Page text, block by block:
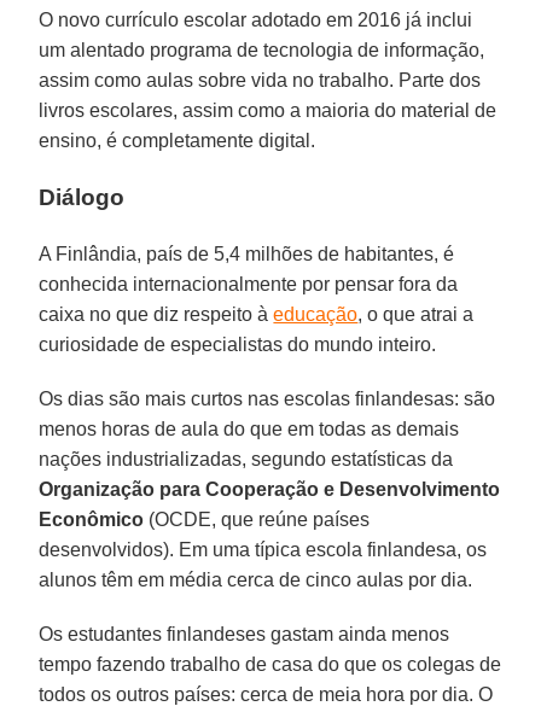
O novo currículo escolar adotado em 2016 já inclui
um alentado programa de tecnologia de informação,
assim como aulas sobre vida no trabalho. Parte dos
livros escolares, assim como a maioria do material de
ensino, é completamente digital.
Diálogo
A Finlândia, país de 5,4 milhões de habitantes, é
conhecida internacionalmente por pensar fora da
caixa no que diz respeito àeducação, o que atrai a
curiosidade de especialistas do mundo inteiro.
Os dias são mais curtos nas escolas finlandesas: são
menos horas de aula do que em todas as demais
nações industrializadas, segundo estatísticas da
Organização para Cooperação e Desenvolvimento
Econômico (OCDE, que reúne países
desenvolvidos). Em uma típica escola finlandesa, os
alunos têm em média cerca de cinco aulas por dia.
Os estudantes finlandeses gastam ainda menos
tempo fazendo trabalho de casa do que os colegas de
todos os outros países: cerca de meia hora por dia. O